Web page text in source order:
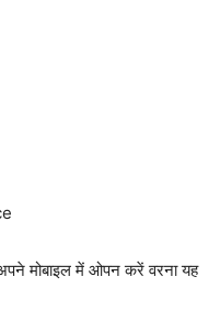
मोबाइल में ओपन करें वरना यह